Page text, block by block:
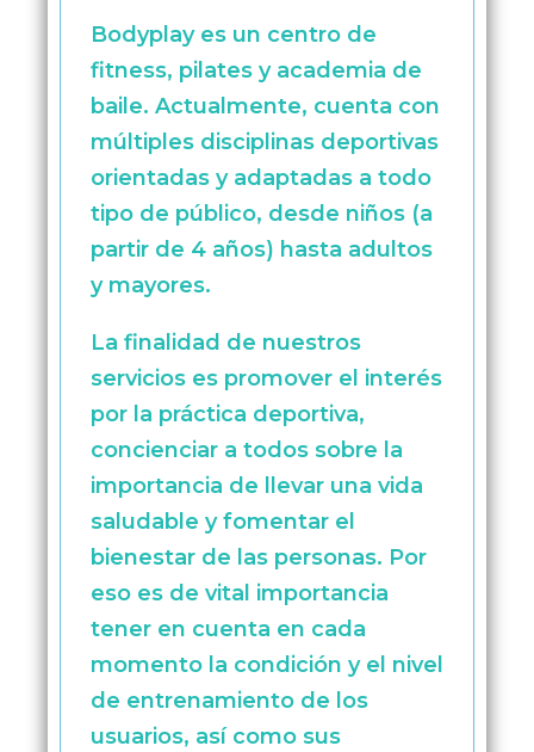
Bodyplay es un centro de
fitness, pilates y academia de
baile. Actualmente, cuenta con
múltiples disciplinas deportivas
orientadas y adaptadas a todo
tipo de público, desde niños (a
partir de 4 años) hasta adultos
y mayores.
La finalidad de nuestros
servicios es promover el interés
por la práctica deportiva,
concienciar a todos sobre la
importancia de llevar una vida
saludable y fomentar el
bienestar de las personas. Por
eso es de vital importancia
tener en cuenta en cada
momento la condición y el nivel
de entrenamiento de los
usuarios, así como sus